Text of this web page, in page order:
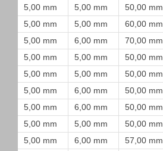
5,00 mm
5,00 mm 50,00 mm
5,00 mm
5,00 mm 60,00 mm
5,00 mm
6,00 mm 70,00 mm
5,00 mm
5,00 mm 50,00 mm
5,00 mm
5,00 mm 50,00 mm
5,00 mm
6,00 mm 50,00 mm
5,00 mm
6,00 mm 50,00 mm
5,00 mm
5,00 mm 50,00 mm
5,00 mm
6,00 mm 57,00 mm